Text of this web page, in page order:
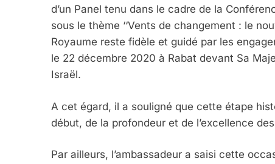
d’un Panel tenu dans le cadre de la
sous le thème ‘‘Vents de changement : le
Royaume reste fidèle et guidé par les
le 22 décembre 2020 à Rabat devant Sa
Israël.
A cet égard, il a souligné que cette étape
début, de la profondeur et de l’excellence
Par ailleurs, l’ambassadeur a saisi cette